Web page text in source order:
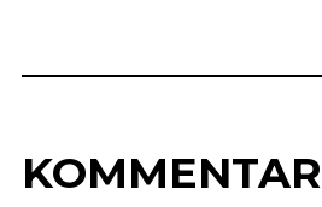
KOMMENTAR